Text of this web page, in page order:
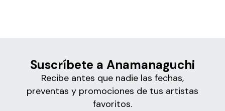
Suscríbete a Anamanaguchi
Recibe antes que nadie las fechas,
preventas y promociones de tus artistas
favoritos.